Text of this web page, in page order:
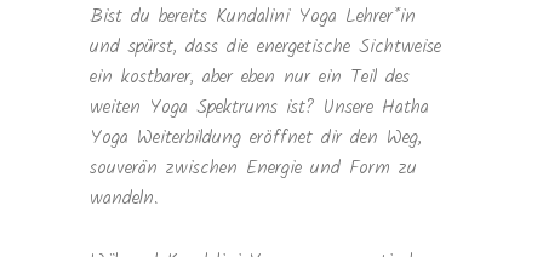
Bist du bereits Kundalini Yoga Lehrer*in
und spürst, dass die energetische Sichtweise
ein kostbarer, aber eben nur ein Teil des
weiten Yoga Spektrums ist? Unsere Hatha
Yoga Weiterbildung eröffnet dir den Weg,
souverän zwischen Energie und Form zu
wandeln.